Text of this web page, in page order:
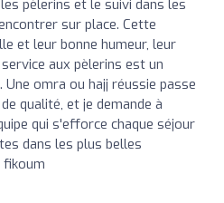
pèlerins et le suivi dans les
sur place. Cette
et leur bonne humeur, leur
aux pèlerins est un
omra ou hajj réussie passe
qualité, et je demande à
qui s'efforce chaque séjour
dans les plus belles
fikoum